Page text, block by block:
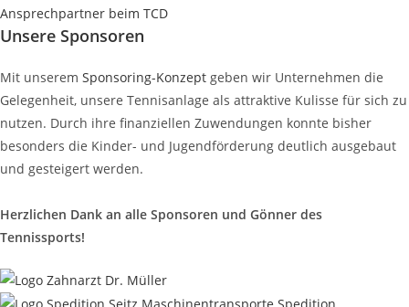
Ansprechpartner beim TCD
Unsere Sponsoren
Mit unserem Sponsoring-Konzept geben wir Unternehmen die
Gelegenheit, unsere Tennisanlage als attraktive Kulisse für sich zu
nutzen. Durch ihre finanziellen Zuwendungen konnte bisher
besonders die Kinder- und Jugendförderung deutlich ausgebaut
und gesteigert werden.
Herzlichen Dank an alle Sponsoren und Gönner des
Tennissports!